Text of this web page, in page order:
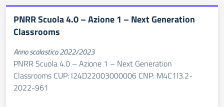
PNRR Scuola 4.0 – Azione 1 – Next Generation
Classrooms
Anno scolastico 2022/2023
PNRR Scuola 4.0 – Azione 1 – Next Generation
Classrooms CUP: I24D22003000006 CNP: M4C1I3.2-
2022-961